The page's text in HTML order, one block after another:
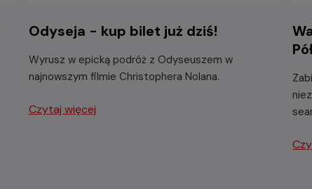
Odyseja - kup bilet już dziś!
Wyrusz w epicką podróż z Odyseuszem w
najnowszym filmie Christophera Nolana.
Czytaj więcej